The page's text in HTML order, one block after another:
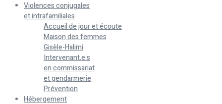
Violences conjugales
et intrafamiliales
Accueil de jour et écoute
Maison des femmes
Gisèle-Halimi
Intervenant.e.s
en commissariat
et gendarmerie
Prévention
Hébergement